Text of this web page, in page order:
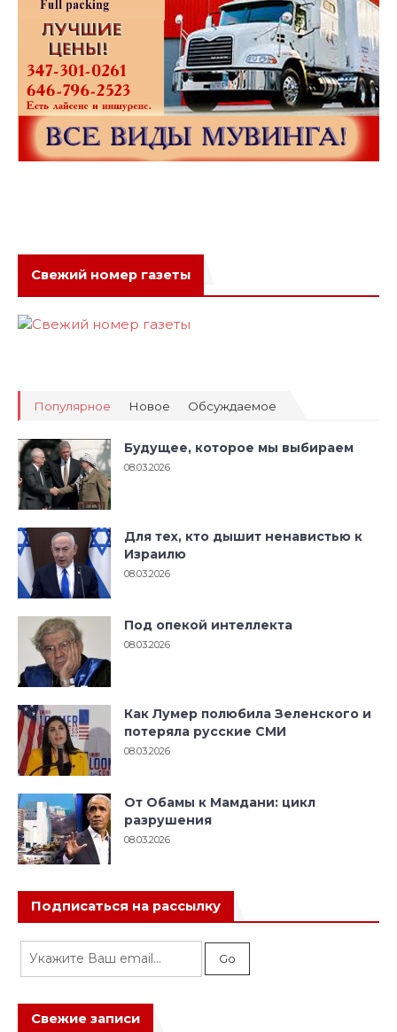
Свежий номер газеты
Популярное Новое Обсуждаемое
Будущее, которое мы выбираем
08.03.2026
Для тех, кто дышит ненавистью к
Израилю
08.03.2026
Под опекой интеллекта
08.03.2026
Как Лумер полюбила Зеленского и
потеряла русские СМИ
08.03.2026
От Обамы к Мамдани: цикл
разрушения
08.03.2026
Подписаться на рассылку
Свежие записи